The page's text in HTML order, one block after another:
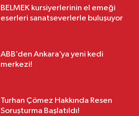
BELMEK kursiyerlerinin el emeği
eserleri sanatseverlerle buluşuyor
ABB’den Ankara’ya yeni kedi
merkezi!
Turhan Çömez Hakkında Resen
Soruşturma Başlatıldı!